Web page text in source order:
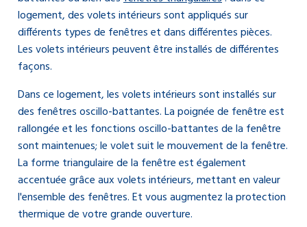
logement, des volets intérieurs sont appliqués sur
différents types de fenêtres et dans différentes pièces.
Les volets intérieurs peuvent être installés de différentes
façons.
Dans ce logement, les volets intérieurs sont installés sur
des fenêtres oscillo-battantes. La poignée de fenêtre est
rallongée et les fonctions oscillo-battantes de la fenêtre
sont maintenues; le volet suit le mouvement de la fenêtre.
La forme triangulaire de la fenêtre est également
accentuée grâce aux volets intérieurs, mettant en valeur
l'ensemble des fenêtres. Et vous augmentez la protection
thermique de votre grande ouverture.